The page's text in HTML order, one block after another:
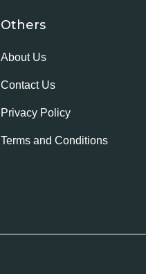
Others
About Us
Contact Us
Privacy Policy
Terms and Conditions